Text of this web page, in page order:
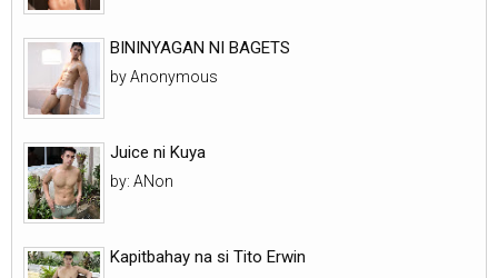
BININYAGAN NI BAGETS
by Anonymous
Juice ni Kuya
by: ANon
Kapitbahay na si Tito Erwin